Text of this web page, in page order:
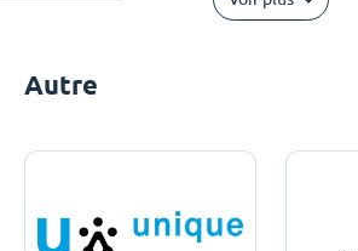
Autre